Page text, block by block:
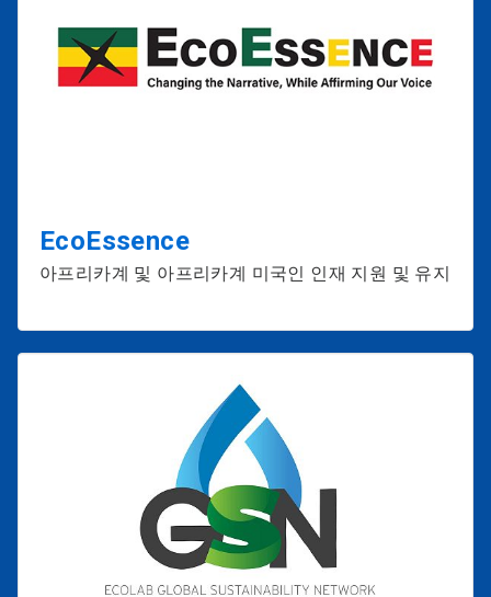
EcoEssence
아프리카계 및 아프리카계 미국인 인재 지원 및 유지